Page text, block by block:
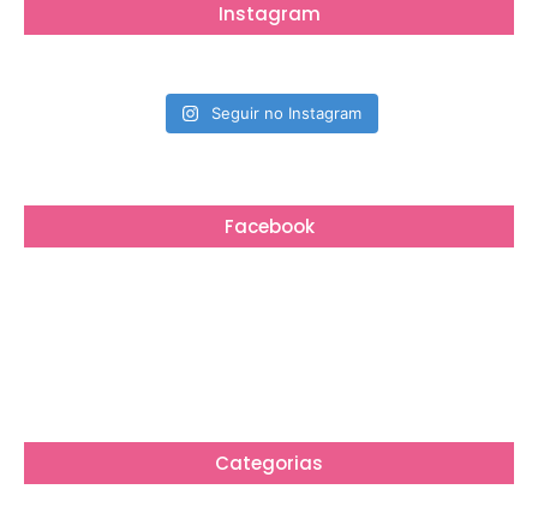
Instagram
Seguir no Instagram
Facebook
Categorias